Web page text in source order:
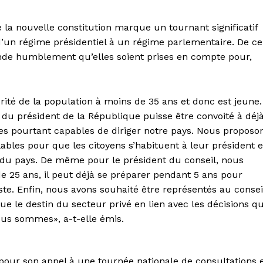
la nouvelle constitution marque un tournant significatif
régime présidentiel à un régime parlementaire. De ce
humblement qu’elles soient prises en compte pour,
de la population à moins de 35 ans et donc est jeune.
président de la République puisse être convoité à déjà
pourtant capables de diriger notre pays. Nous
pour que les citoyens s’habituent à leur président
pays. De même pour le président du conseil, nous
25 ans, il peut déjà se préparer pendant 5 ans pour
Enfin, nous avons souhaité être représentés au
le destin du secteur privé en lien avec les décisions
sommes», a-t-elle émis.